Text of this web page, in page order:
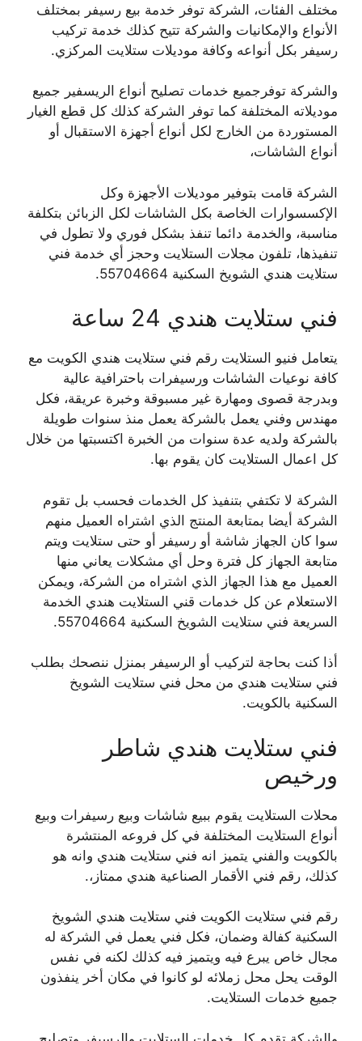
مختلف الفئات، الشركة توفر خدمة بيع رسيفر بمختلف
الأنواع والإمكانيات والشركة تتيح كذلك خدمة تركيب
رسيفر بكل أنواعه وكافة موديلات ستلايت المركزي.
والشركة توفرجميع خدمات تصليح أنواع الريسفير جميع
موديلاته المختلفة كما توفر الشركة كذلك كل قطع الغيار
المستوردة من الخارج لكل أنواع أجهزة الاستقبال أو
أنواع الشاشات،
الشركة قامت بتوفير موديلات الأجهزة وكل
الإكسسوارات الخاصة بكل الشاشات لكل الزبائن بتكلفة
مناسبة، والخدمة دائما تنفذ بشكل فوري ولا تطول في
تنفيذها، تلفون مجلات الستلايت وحجز أي خدمة فني
ستلايت هندي الشويخ السكنية 55704664.
فني ستلايت هندي 24 ساعة
يتعامل فنيو الستلايت رقم فني ستلايت هندي الكويت مع
كافة نوعيات الشاشات ورسيفرات باحترافية عالية
وبدرجة قصوى ومهارة غير مسبوقة وخبرة عريقة، فكل
مهندس وفني يعمل بالشركة يعمل منذ سنوات طويلة
بالشركة ولديه عدة سنوات من الخبرة اكتسبتها من خلال
كل اعمال الستلايت كان يقوم بها.
الشركة لا تكتفي بتنفيذ كل الخدمات فحسب بل تقوم
الشركة أيضا بمتابعة المنتج الذي اشتراه العميل منهم
سوا كان الجهاز شاشة أو رسيفر أو حتى ستلايت ويتم
متابعة الجهاز كل فترة وحل أي مشكلات يعاني منها
العميل مع هذا الجهاز الذي اشتراه من الشركة، ويمكن
الاستعلام عن كل خدمات قني الستلايت هندي الخدمة
السريعة فني ستلايت الشويخ السكنية 55704664.
أذا كنت بحاجة لتركيب أو الرسيفر بمنزل ننصحك بطلب
فني ستلايت هندي من محل فني ستلايت الشويخ
السكنية بالكويت.
فني ستلايت هندي شاطر
ورخيص
محلات الستلايت يقوم ببيع شاشات وبيع رسيفرات وبيع
أنواع الستلايت المختلفة في كل فروعه المنتشرة
بالكويت والفني يتميز انه فني ستلايت هندي وانه هو
كذلك، رقم فني الأقمار الصناعية هندي ممتاز،.
رقم فني ستلايت الكويت فني ستلايت هندي الشويخ
السكنية كفالة وضمان، فكل فني يعمل في الشركة له
مجال خاص يبرع فيه ويتميز فيه كذلك لكنه في نفس
الوقت يحل محل زملائه لو كانوا في مكان أخر ينفذون
جميع خدمات الستلايت.